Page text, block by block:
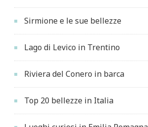
Sirmione e le sue bellezze
Lago di Levico in Trentino
Riviera del Conero in barca
Top 20 bellezze in Italia